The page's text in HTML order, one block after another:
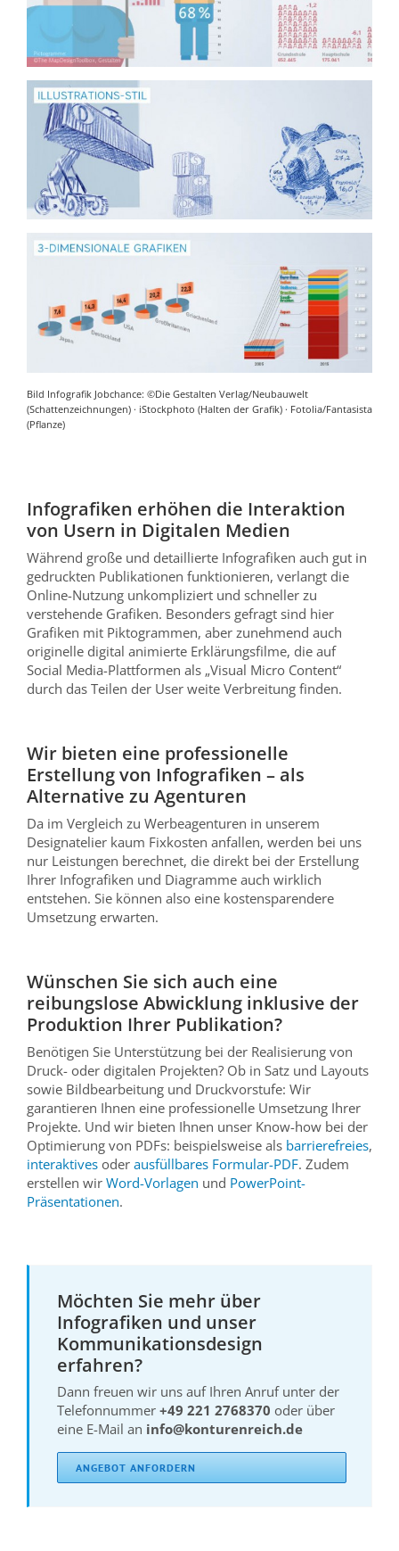
Bild Infografik Jobchance: ©Die Gestalten Verlag/Neubauwelt
(Schattenzeichnungen) · iStockphoto (Halten der Grafik) · Fotolia/Fantasista
(Pflanze)
Infografiken erhöhen die Interaktion
von Usern in Digitalen Medien
Während große und detaillierte Infografiken auch gut in
gedruckten Publikationen funktionieren, verlangt die
Online-Nutzung unkompliziert und schneller zu
verstehende Grafiken. Besonders gefragt sind hier
Grafiken mit Piktogrammen, aber zunehmend auch
originelle digital animierte Erklärungsfilme, die auf
Social Media-Plattformen als „Visual Micro Content“
durch das Teilen der User weite Verbreitung finden.
Wir bieten eine professionelle
Erstellung von Infografiken – als
Alternative zu Agenturen
Da im Vergleich zu Werbeagenturen in unserem
Designatelier kaum Fixkosten anfallen, werden bei uns
nur Leistungen berechnet, die direkt bei der Erstellung
Ihrer Infografiken und Diagramme auch wirklich
entstehen. Sie können also eine kostensparendere
Umsetzung erwarten.
Wünschen Sie sich auch eine
reibungslose Abwicklung inklusive der
Produktion Ihrer Publikation?
Benötigen Sie Unterstützung bei der Realisierung von
Druck- oder digitalen Projekten? Ob in Satz und Layouts
sowie Bildbearbeitung und Druckvorstufe: Wir
garantieren Ihnen eine professionelle Umsetzung Ihrer
Projekte. Und wir bieten Ihnen unser Know-how bei der
Optimierung von PDFs: beispielsweise als barrierefreies,
interaktives oder ausfüllbares Formular-PDF. Zudem
erstellen wir Word-Vorlagen und PowerPoint-
Präsentationen.
Möchten Sie mehr über
Infografiken und unser
Kommunikationsdesign
erfahren?
Dann freuen wir uns auf Ihren Anruf unter der
Telefonnummer +49 221 2768370 oder über
eine E-Mail an info@konturenreich.de
ANGEBOT ANFORDERN